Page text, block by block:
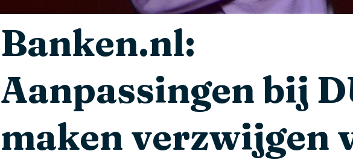
Banken.nl:
Aanpassingen bij
maken verzwijgen